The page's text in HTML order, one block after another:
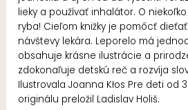
lieky a používať inhalátor. O
ryba! Cieľom knižky je pomôcť
návštevy lekára. Leporelo má
obsahuje krásne ilustrácie a
zdokonaľuje detskú reč a rozvíja
Ilustrovala Joanna Kłos Pre deti od
originálu preložil Ladislav Holiš.